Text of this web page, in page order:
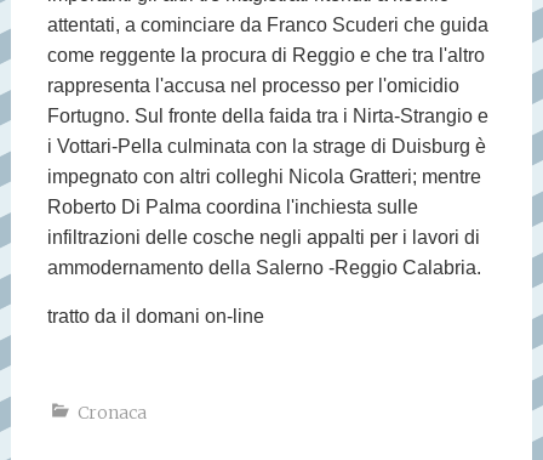
attentati, a cominciare da Franco Scuderi che guida
come reggente la procura di Reggio e che tra l'altro
rappresenta l'accusa nel processo per l'omicidio
Fortugno. Sul fronte della faida tra i Nirta-Strangio e
i Vottari-Pella culminata con la strage di Duisburg è
impegnato con altri colleghi Nicola Gratteri; mentre
Roberto Di Palma coordina l'inchiesta sulle
infiltrazioni delle cosche negli appalti per i lavori di
ammodernamento della Salerno -Reggio Calabria.
tratto da il domani on-line
Cronaca